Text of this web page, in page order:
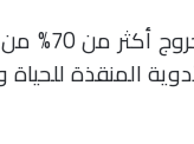
ويواجه
المنقذة للحياة